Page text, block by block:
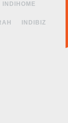
INDIHOME
INDIBIZ